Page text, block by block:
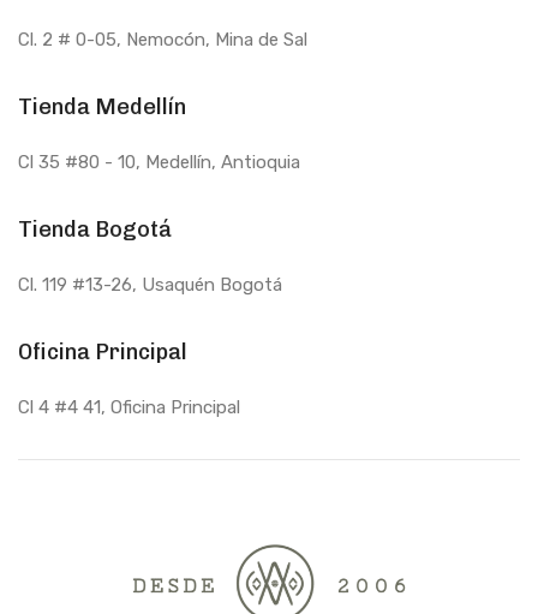
Cl. 2 # 0-05, Nemocón, Mina de Sal
Tienda Medellín
Cl 35 #80 - 10, Medellín, Antioquia
Tienda Bogotá
Cl. 119 #13-26, Usaquén Bogotá
Oficina Principal
Cl 4 #4 41, Oficina Principal